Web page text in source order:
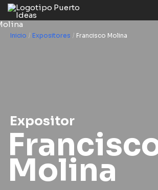
Inicio / Expositores / Francisco Molina
Expositor
Molina